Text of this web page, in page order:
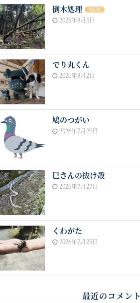
倒木処理 NEW
2026年8月5日
でり丸くん
2026年8月2日
鳩のつがい
2026年7月29日
巳さんの抜け殻
2026年7月27日
くわがた
2026年7月25日
最近のコメント